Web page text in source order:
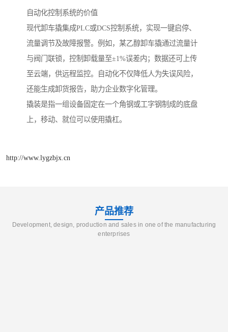
自动化控制系统的价值
现代卸车撬集成PLC或DCS控制系统，实现一键启停、
流量调节及故障报警。例如，某乙醇卸车撬通过流量计
与阀门联锁，控制卸载量至±1%误差内；数据还可上传
至云端，供远程监控。自动化不仅降低人为失误风险，
还能生成卸货报告，助力企业数字化管理。
撬装是指一组设备固定在一个角钢或工字钢制成的底盘
上，移动、就位可以使用撬杠。
http://www.lygzbjx.cn
产品推荐
Development, design, production and sales in one of the manufacturing
enterprises